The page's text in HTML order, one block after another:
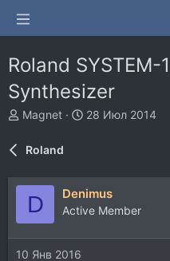
Roland SYSTEM-
Synthesizer
А
т
р
т
Magnet
Д
н
а
28 Июл 2014
Roland
D Denimus
Active Member
10 Янв 2016